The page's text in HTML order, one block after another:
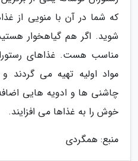
که شما در آن با منویی از
مناسب هست. غذاهای
مواد اولیه تهیه می
چاشنی ها و ادویه هایی
خوش را به غذاها می افزایند.
منبع: همگردی